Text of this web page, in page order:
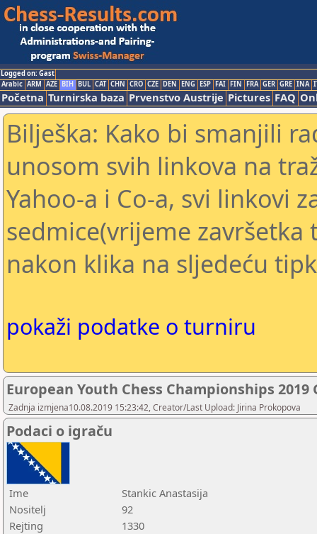
Logged on: Gast
Arabic ARM AZE BIH BUL CAT CHN CRO CZE DEN ENG ESP FAI FIN FRA GER GRE INA
Početna Turnirska baza Prvenstvo Austrije Pictures FAQ
Bilješka: Kako bi smanjili
unosom svih linkova na
Yahoo-a i Co-a, svi linkovi
sedmice(vrijeme
nakon klika na sljedeću
pokaži podatke o turniru
European Youth Chess Championships 2019
Zadnja izmjena10.08.2019 15:23:42, Creator/Last Upload: Jirina Prokopova
Podaci o igraču
Ime
Stankic Anastasija
Nositelj
92
Rejting
1330